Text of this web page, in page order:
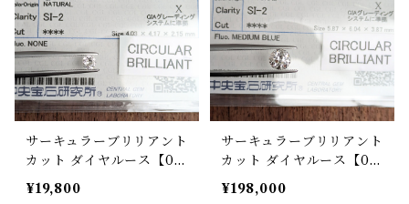
サーキュラーブリリアント
カット ダイヤルース【0.2
33ct】PRO209238
¥19,800
サーキュラーブリリアント
カット ダイヤルース【0.8
86ct】PRO209236
¥198,000